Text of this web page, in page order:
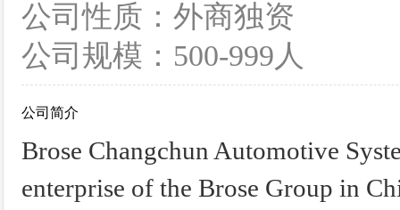
公司性质：外商独资
公司规模：500-999人
公司简介
Brose Changchun Automotive
enterprise of the Brose Group in